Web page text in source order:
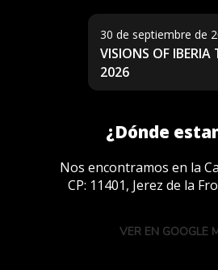
30 de septiembre de
VISIONS OF IBERIA
2026
¿Dónde
Nos encontramos en la
CP: 11401, Jerez de la
VER EN GOOGLE